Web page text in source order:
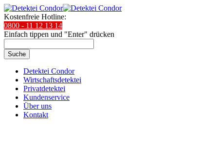
Kostenfreie Hotline:
0800 - 11 12 13 14
Einfach tippen und "Enter" drücken
Suche
Detektei Condor
Wirtschaftsdetektei
Privatdetektei
Kundenservice
Über uns
Kontakt